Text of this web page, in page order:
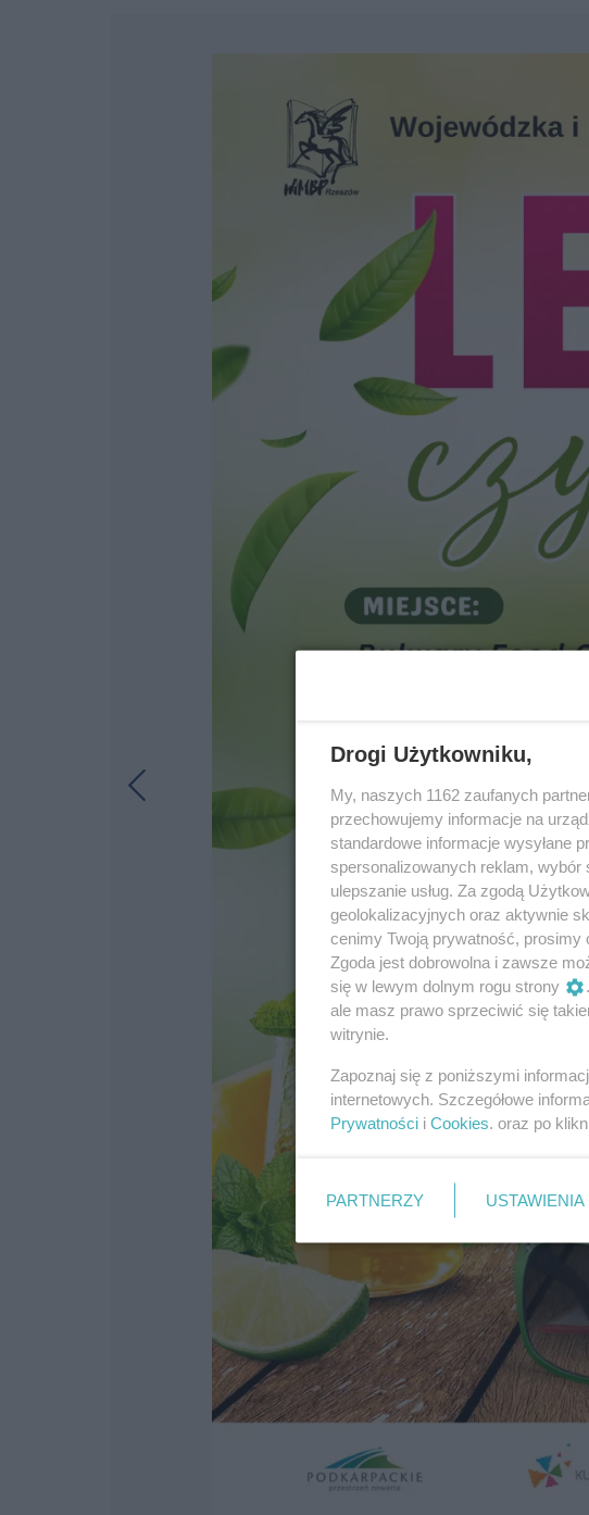
Drogi Użytkowniku,
My, naszych 1162 zaufanych
przechowujemy informacje na
standardowe informacje wysyłane
spersonalizowanych reklam, wybór
ulepszanie usług. Za zgodą
geolokalizacyjnych oraz aktywnie
cenimy Twoją prywatność, prosimy
Zgoda jest dobrowolna i zawsze
się w lewym dolnym rogu strony
ale masz prawo sprzeciwić się
witrynie.
Zapoznaj się z poniższymi
internetowych. Szczegółowe
Prywatności i Cookies. oraz po
PARTNERZY USTAWIENIA